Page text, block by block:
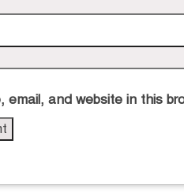
email, and website in this